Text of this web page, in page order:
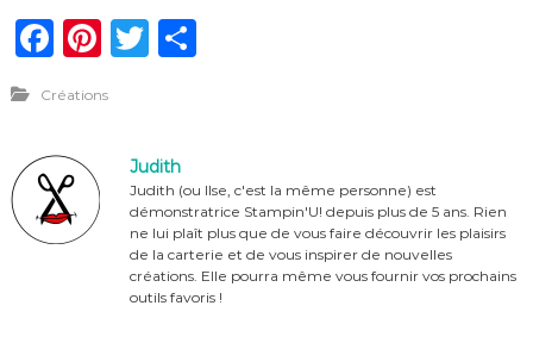
F
c
e
b
o
Pi
te
re
st
T
te
r
P
er
Créations
Judith
Judith (ou Ilse, c'est la même personne) est
démonstratrice Stampin'U! depuis plus de 5 ans. Rien
ne lui plaît plus que de vous faire découvrir les plaisirs
de la carterie et de vous inspirer de nouvelles
créations. Elle pourra même vous fournir vos prochains
outils favoris !